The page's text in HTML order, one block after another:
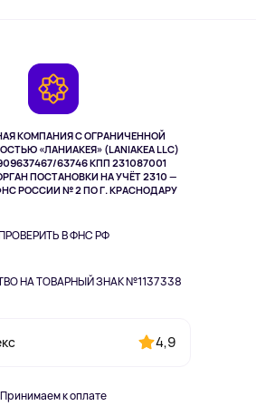
КОМПАНИЯ С ОГРАНИЧЕННОЙ
«ЛАНИАКЕЯ» (LANIAKEA LLC)
63746 КПП 231087001
ПОСТАНОВКИ НА УЧЁТ 2310 —
РОССИИ № 2 ПО Г. КРАСНОДАРУ
В ФНС РФ
НА ТОВАРНЫЙ ЗНАК №1137338
4,9
Принимаем к оплате